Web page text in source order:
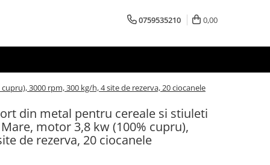
0759535210 0,00
3000 rpm, 300 kg/h, 4 site de rezerva, 20 ciocanele
din metal pentru cereale si stiuleti
motor 3,8 kw (100% cupru),
de rezerva, 20 ciocanele